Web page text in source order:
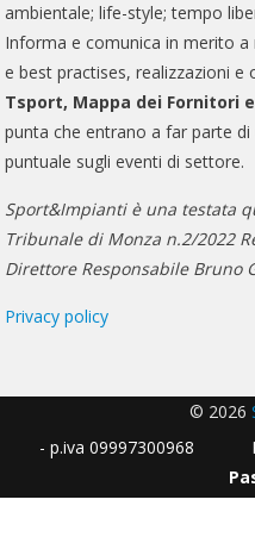
ambientale; life-style; tempo
Informa e comunica in merito
e best practises, realizzazioni e
Tsport, Mappa dei Fornitori
punta che entrano a far parte
puntuale sugli eventi di settore.
Sport&Impianti è una testata
Tribunale di Monza n.2/2022
Direttore Responsabile Bruno
Privacy policy
© 2026
- p.iva 09997300968